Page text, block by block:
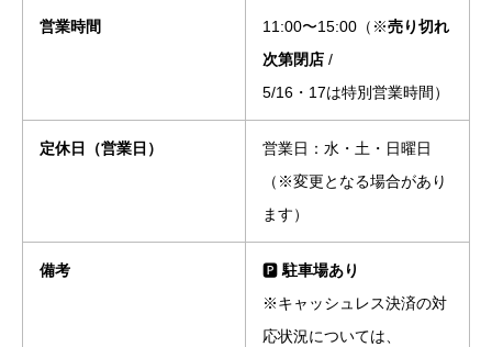
営業時間 11:00〜15:00（※売り切れ
次第閉店 /
5/16・17は特別営業時間）
定休日（営業日）
営業日：水・土・日曜日
（※変更となる場合があり
ます）
備考 🅿️駐車場あり
※キャッシュレス決済の対
応状況については、